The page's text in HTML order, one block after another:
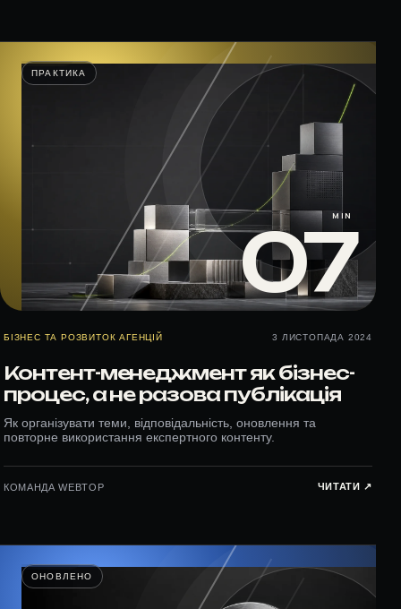
ПРАКТИКА
07
MIN
БІЗНЕС ТА РОЗВИТОК АГЕНЦІЙ 3 ЛИСТОПАДА 2024
Контент-менеджмент як бізнес-
процес, а не разова публікація
Як організувати теми, відповідальність, оновлення та
повторне використання експертного контенту.
КОМАНДА WEBTOP ЧИТАТИ ↗︎
ОНОВЛЕНО